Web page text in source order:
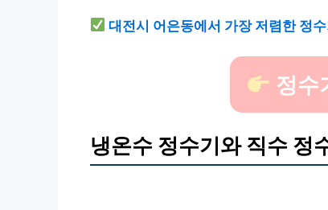
대전시 어은동에서 가장 저렴한 정
정수
냉온수 정수기와 직수 정